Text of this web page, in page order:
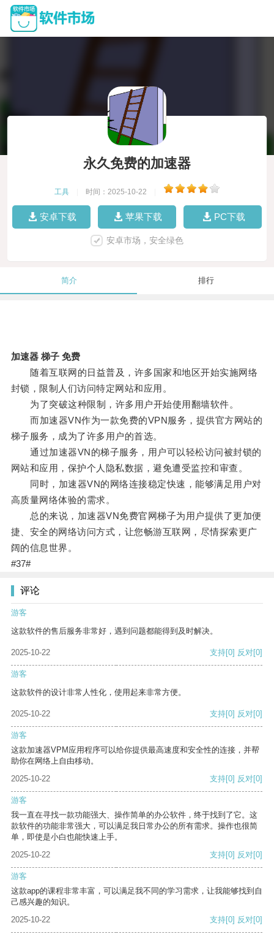
永久免费的加速器
工具 时间：2025-10-22
安卓下载 苹果下载 PC下载
安卓市场，安全绿色
简介 排行
加速器 梯子 免费
随着互联网的日益普及，许多国家和地区开始实施网络
封锁，限制人们访问特定网站和应用。
为了突破这种限制，许多用户开始使用翻墙软件。
而加速器VN作为一款免费的VPN服务，提供官方网站的
梯子服务，成为了许多用户的首选。
通过加速器VN的梯子服务，用户可以轻松访问被封锁的
网站和应用，保护个人隐私数据，避免遭受监控和审查。
同时，加速器VN的网络连接稳定快速，能够满足用户对
高质量网络体验的需求。
总的来说，加速器VN免费官网梯子为用户提供了更加便
捷、安全的网络访问方式，让您畅游互联网，尽情探索更广
阔的信息世界。
#37#
评论
游客
这款软件的售后服务非常好，遇到问题都能得到及时解决。
2025-10-22 支持[0] 反对[0]
游客
这款软件的设计非常人性化，使用起来非常方便。
2025-10-22 支持[0] 反对[0]
游客
这款加速器VPM应用程序可以给你提供最高速度和安全性的连接，并帮
助你在网络上自由移动。
2025-10-22
支持[0] 反对[0]
游客
我一直在寻找一款功能强大、操作简单的办公软件，终于找到了它。这
款软件的功能非常强大，可以满足我日常办公的所有需求。操作也很简
单，即使是小白也能快速上手。
2025-10-22
支持[0] 反对[0]
游客
这款app的课程非常丰富，可以满足我不同的学习需求，让我能够找到自
己感兴趣的知识。
2025-10-22
支持[0] 反对[0]